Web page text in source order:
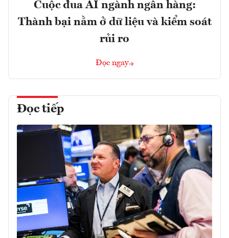
Cuộc đua AI ngành ngân hàng:
Thành bại nằm ở dữ liệu và kiểm soát
rủi ro
Đọc ngay
Đọc tiếp